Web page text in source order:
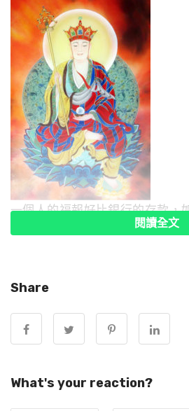
一個人的福報好比銀行的存款，
透支的時候。如果不培福報，
娑婆三聖佛光普照，照拂眾生，以
三聖庇佑之人！
德，廣結善緣，婆娑三聖下凡，特
閱讀全文
Share
What's your reaction?